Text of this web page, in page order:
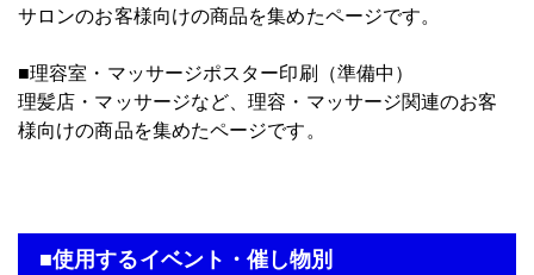
サロンのお客様向けの商品を集めたページです。
■理容室・マッサージポスター印刷（準備中）
理髪店・マッサージなど、理容・マッサージ関連のお客
様向けの商品を集めたページです。
■使用するイベント・催し物別